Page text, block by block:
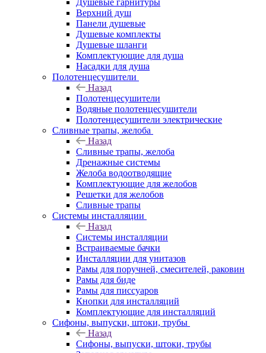
Душевые гарнитуры
Верхний душ
Панели душевые
Душевые комплекты
Душевые шланги
Комплектующие для душа
Насадки для душа
Полотенцесушители
Назад
Полотенцесушители
Водяные полотенцесушители
Полотенцесушители электрические
Сливные трапы, желоба
Назад
Сливные трапы, желоба
Дренажные системы
Желоба водоотводящие
Комплектующие для желобов
Решетки для желобов
Сливные трапы
Системы инсталляции
Назад
Системы инсталляции
Встраиваемые бачки
Инсталляции для унитазов
Рамы для поручней, смесителей, раковин
Рамы для биде
Рамы для писсуаров
Кнопки для инсталляций
Комплектующие для инсталляций
Сифоны, выпуски, штоки, трубы
Назад
Сифоны, выпуски, штоки, трубы